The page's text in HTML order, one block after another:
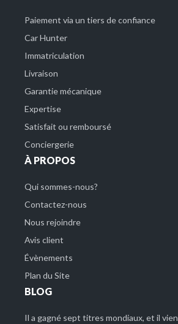
Paiement via un tiers de confiance
Car Hunter
Immatriculation
Livraison
Garantie mécanique
Expertise
Satisfait ou remboursé
Conciergerie
À PROPOS
Qui sommes-nous?
Contactez-nous
Nous rejoindre
Avis client
Évènements
Plan du Site
BLOG
Il a gagné sept titres mondiaux, et il